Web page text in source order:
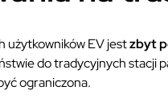
użytkowników EV jestzbyt
do tradycyjnych stacji
ograniczona.